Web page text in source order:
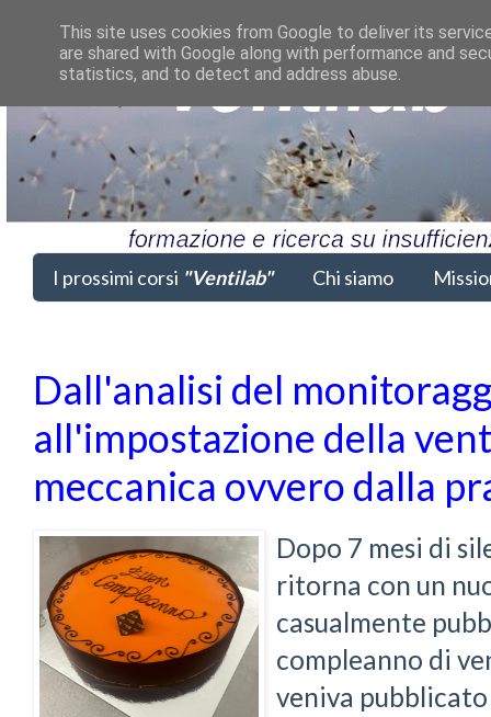
I prossimi corsi "Ventilab" Chi siamo
Dall'analisi del
all'impostazione della
meccanica ovvero dalla
Dopo 7 mesi di
ritorna con un
casualmente
compleanno di
veniva
This site uses cookies from Google to deliver its
are shared with Google along with performance and
statistics, and to detect and address abuse.